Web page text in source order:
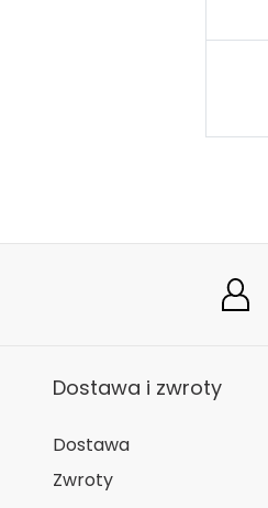
Dostawa i zwroty
Dostawa
Zwroty